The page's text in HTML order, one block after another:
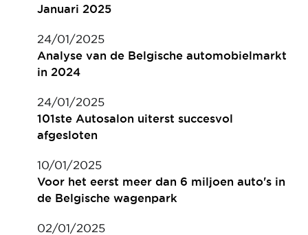
Januari 2025
24/01/2025
Analyse van de Belgische automobielmarkt
in 2024
24/01/2025
101ste Autosalon uiterst succesvol
afgesloten
10/01/2025
Voor het eerst meer dan 6 miljoen auto's in
de Belgische wagenpark
02/01/2025